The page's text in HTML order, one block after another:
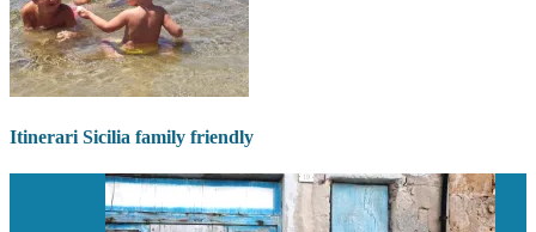
Itinerari Sicilia family friendly